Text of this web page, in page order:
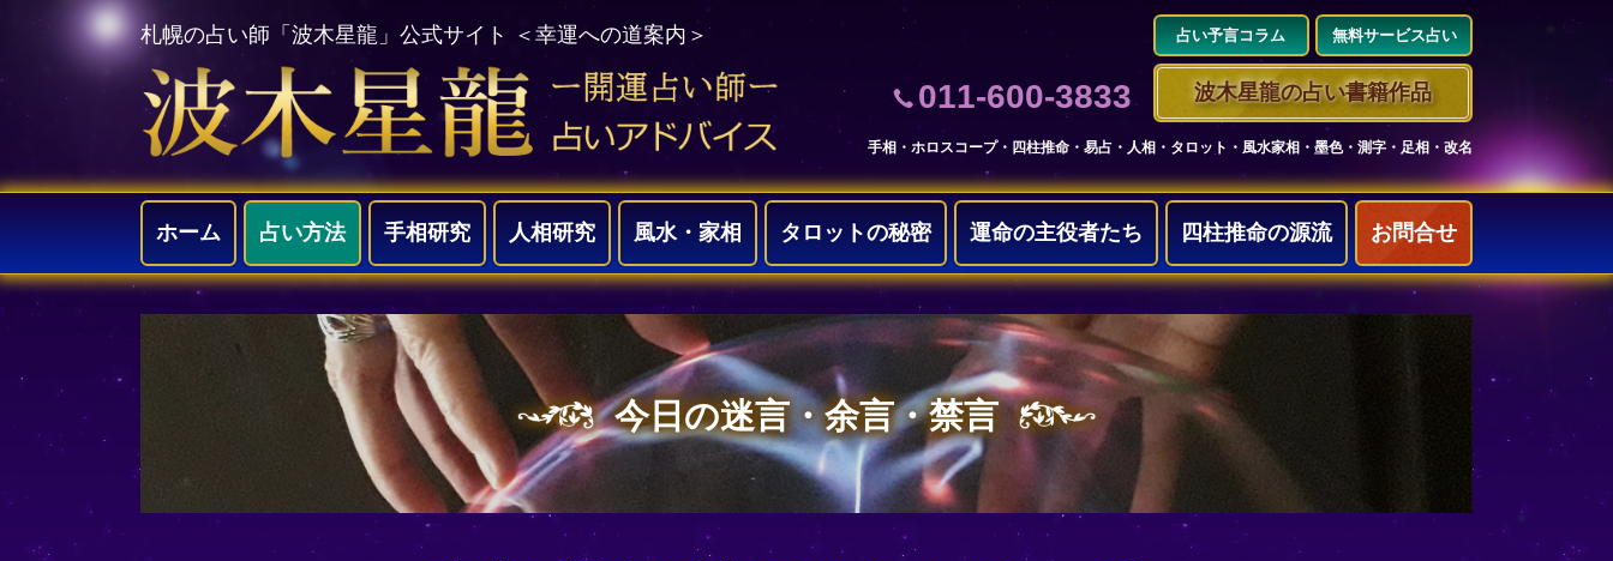
札幌の占い師「波木星龍」公式サイト ＜幸運への道案内＞
011-600-3833
占い予言コラム 無料サービス占い
波木星龍の占い書籍作品
手相・ホロスコープ・四柱推命・易占・人相・タロット・風水家相・墨色・測字・足相・改名
ホーム 占い方法 手相研究 人相研究 風水・家相 タロットの秘密 運命の主役者たち 四柱推命の源流 お問合せ
今日の迷言・余言・禁言